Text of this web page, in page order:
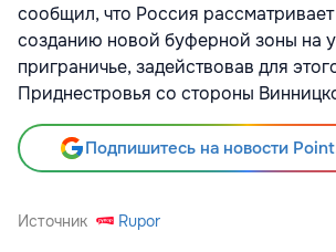
сообщил, что Россия
созданию новой буферной зоны на
приграничье, задействовав для
Приднестровья со стороны
Подпишитесь на новости
Источник Rupor